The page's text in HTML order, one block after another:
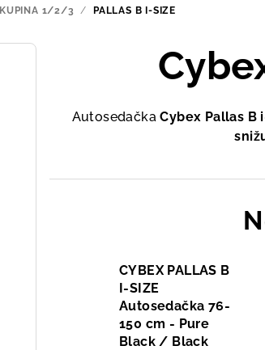
1/2/3 / PALLAS B I-SIZE
AutosedačkaCybex Pallas B
CYBEX PALLAS B
I-SIZE
Autosedačka 76-
150 cm - Pure
Black / Black